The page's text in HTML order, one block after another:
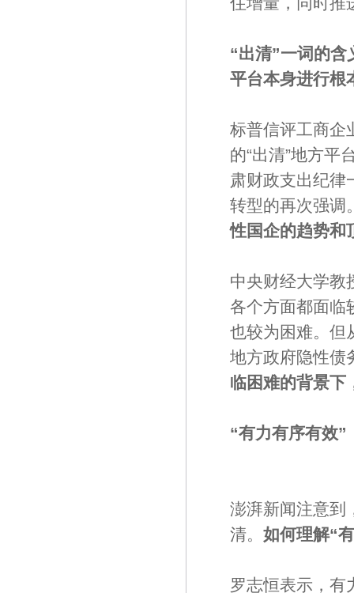
“出清”一词的
平台本身进行根
标普信评工商企
的“出清”地方平
肃财政支出纪律
转型的再次强调
性国企的趋势和
中央财经大学教
各个方面都面临
也较为困难。但
地方政府隐性债
临困难的背景下
“有力有序有效”
澎湃新闻注意到
清。 如何理解“
罗志恒表示，有